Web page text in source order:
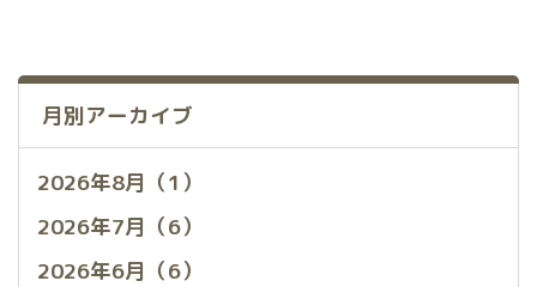
月別アーカイブ
2026年8月（1）
2026年7月（6）
2026年6月（6）